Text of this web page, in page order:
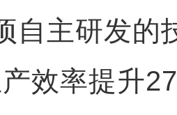
自主研发的
效率提升